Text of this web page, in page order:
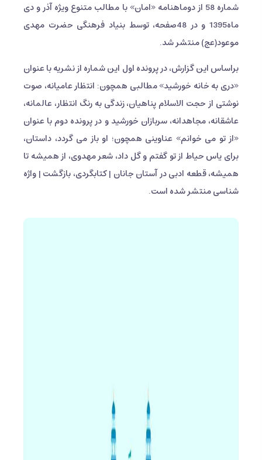
شماره 58 از دوماهنامه «امان» با مطالب متنوع ویژه آذر و دی
ماه1395 و در 48صفحه، توسط بنیاد فرهنگی حضرت مهدی
موعود(عج) منتشر شد.
براساس این گزارش، در پرونده اول این شماره از نشریه با عنوان
«دری به خانه خورشید» مطالبی همچون: انتظار عامیانه، صوت
نوشتی از حجت الاسلام پناهیان، زندگی به رنگ انتظار، عالمانه،
عاشقانه، مجاهدانه، سربازان خورشید و در پرونده دوم با عنوان
«از تو می خوانم» عناوینی همچون؛ او باز می گردد، داستان،
برای یاس حیاط از تو گفتم و گل داد، شعر مهدوی، از همیشه تا
همیشه، قطعه ادبی در آستان جانان | کتابگردی، بازگشت | واژه
شناسی منتشر شده است.